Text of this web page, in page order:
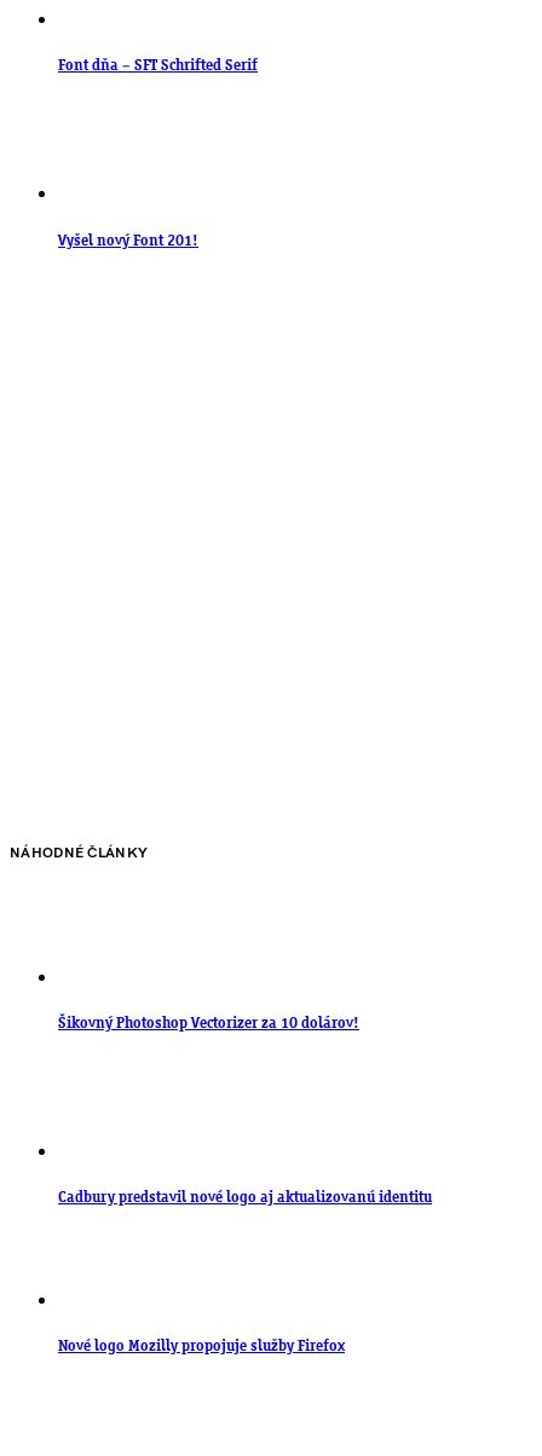
Font dňa – SFT Schrifted Serif
Vyšel nový Font 201!
NÁHODNÉ ČLÁNKY
Šikovný Photoshop Vectorizer za 10 dolárov!
Cadbury predstavil nové logo aj aktualizovanú identitu
Nové logo Mozilly propojuje služby Firefox